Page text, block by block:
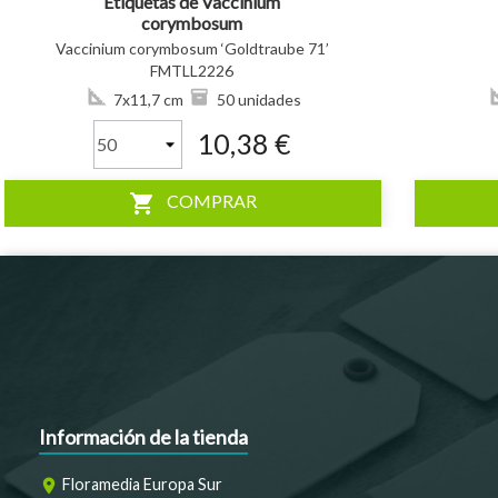
corymbosum
‘Goldtraube 71’ *
Vaccinium corymbosum ‘Goldtraube 71’
FMTLL2226
7x11,7 cm
50 unidades
10,38 €
shopping_cart COMPRAR
Información de la tienda
room Floramedia Europa Sur